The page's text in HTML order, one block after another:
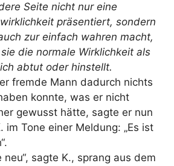
Seite nicht nur eine
präsentiert, sondern
zur einfach wahren macht,
die normale Wirklichkeit als
abtut oder hinstellt.
fremde Mann dadurch nichts
konnte, was er nicht
gewusst hätte, sagte er nun
im Tone einer Meldung: „Es ist
neu“, sagte K., sprang aus dem